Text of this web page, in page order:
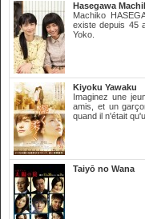
Hasegawa
Machiko
existe depuis 45
Yoko.
Kiyoku Yawaku
Imaginez une
amis, et un
quand il n'était
Taiyō no Wana